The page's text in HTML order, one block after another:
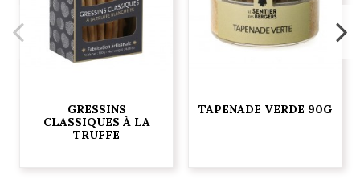
GRESSINS
CLASSIQUES À LA
TRUFFE
TAPENADE VERDE 90G